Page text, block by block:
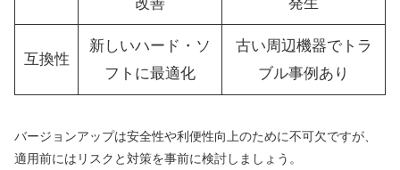
互換性
新しいハード・ソ
フトに最適化
古い周辺機器でトラ
ブル事例あり
バージョンアップは安全性や利便性向上のために不可欠ですが、
適用前にはリスクと対策を事前に検討しましょう。